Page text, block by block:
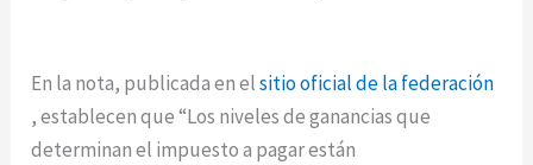
En la nota, publicada en elsitio oficial de la federación
, establecen que “Los niveles de ganancias que
determinan el impuesto a pagar están